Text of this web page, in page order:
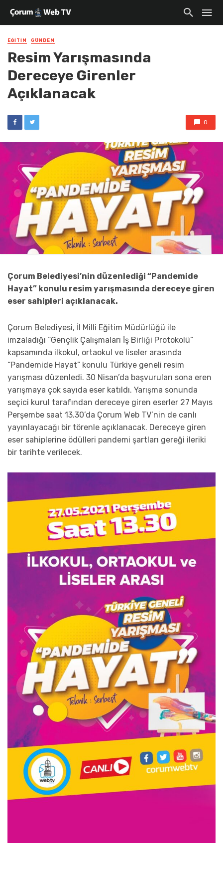
EĞITIM GÜNDEM
Resim Yarışmasında
Dereceye Girenler
Açıklanacak
0
Çorum Belediyesi’nin düzenlediği “Pandemide
Hayat” konulu resim yarışmasında dereceye giren
eser sahipleri açıklanacak.
Çorum Belediyesi, İl Milli Eğitim Müdürlüğü ile
imzaladığı “Gençlik Çalışmaları İş Birliği Protokolü”
kapsamında ilkokul, ortaokul ve liseler arasında
“Pandemide Hayat” konulu Türkiye geneli resim
yarışması düzenledi. 30 Nisan’da başvuruları sona eren
yarışmaya çok sayıda eser katıldı. Yarışma sonunda
seçici kurul tarafından dereceye giren eserler 27 Mayıs
Perşembe saat 13.30’da Çorum Web TV’nin de canlı
yayınlayacağı bir törenle açıklanacak. Dereceye giren
eser sahiplerine ödülleri pandemi şartları gereği ileriki
bir tarihte verilecek.